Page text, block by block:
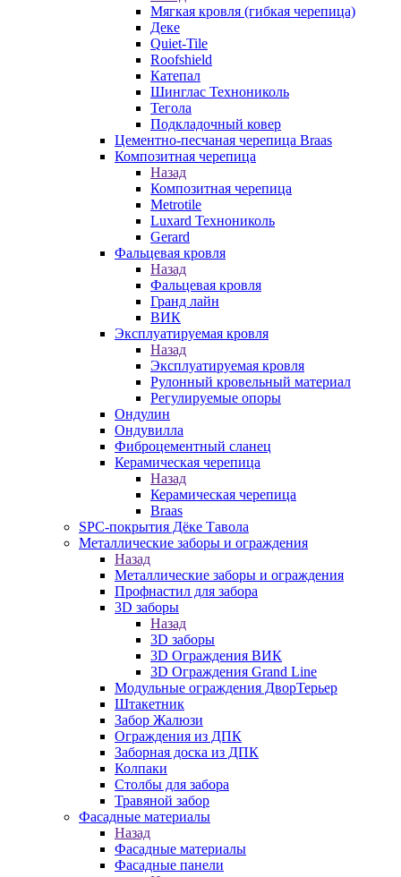
Мягкая кровля (гибкая черепица)
Деке
Quiet-Tile
Roofshield
Катепал
Шинглас Технониколь
Тегола
Подкладочный ковер
Цементно-песчаная черепица Braas
Композитная черепица
Назад
Композитная черепица
Metrotile
Luxard Технониколь
Gerard
Фальцевая кровля
Назад
Фальцевая кровля
Гранд лайн
ВИК
Эксплуатируемая кровля
Назад
Эксплуатируемая кровля
Рулонный кровельный материал
Регулируемые опоры
Ондулин
Ондувилла
Фиброцементный сланец
Керамическая черепица
Назад
Керамическая черепица
Braas
SPC-покрытия Дёке Тавола
Металлические заборы и ограждения
Назад
Металлические заборы и ограждения
Профнастил для забора
3D заборы
Назад
3D заборы
3D Ограждения ВИК
3D Ограждения Grand Line
Модульные ограждения ДворТерьер
Штакетник
Забор Жалюзи
Ограждения из ДПК
Заборная доска из ДПК
Колпаки
Столбы для забора
Травяной забор
Фасадные материалы
Назад
Фасадные материалы
Фасадные панели